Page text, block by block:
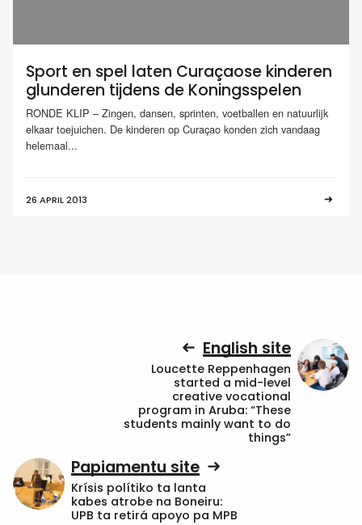
Sport en spel laten Curaçaose kinderen
glunderen tijdens de Koningsspelen
RONDE KLIP – Zingen, dansen, sprinten, voetballen en natuurlijk
elkaar toejuichen. De kinderen op Curaçao konden zich vandaag
helemaal...
26 APRIL 2013
English site
Loucette Reppenhagen
started a mid-level
creative vocational
program in Aruba: “These
students mainly want to do
things”
Papiamentu site
Krísis polítiko ta lanta
kabes atrobe na Boneiru:
UPB ta retirá apoyo pa MPB